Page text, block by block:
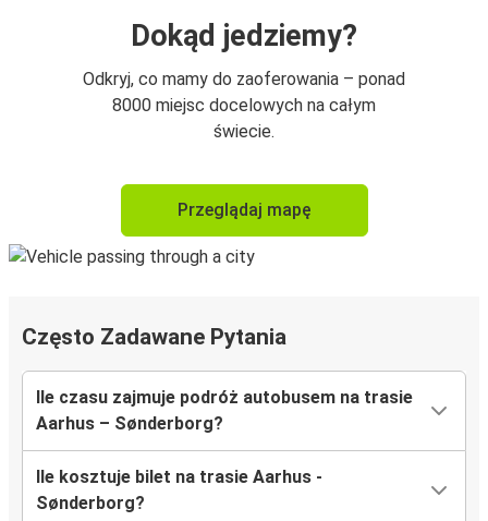
Dokąd jedziemy?
Odkryj, co mamy do zaoferowania – ponad
8000 miejsc docelowych na całym
świecie.
Przeglądaj mapę
Często Zadawane Pytania
Ile czasu zajmuje podróż autobusem na trasie
Aarhus – Sønderborg?
Ile kosztuje bilet na trasie Aarhus -
Sønderborg?